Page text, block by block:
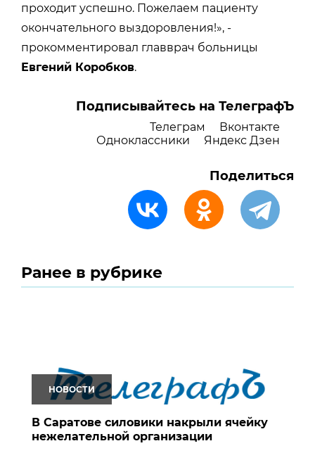
проходит успешно. Пожелаем пациенту
окончательного выздоровления!», -
прокомментировал главврач больницы
Евгений Коробков.
Подписывайтесь на ТелеграфЪ
Телеграм
Вконтакте
Одноклассники
Яндекс Дзен
Поделиться
Ранее в рубрике
НОВОСТИ
В Саратове силовики накрыли ячейку
нежелательной организации